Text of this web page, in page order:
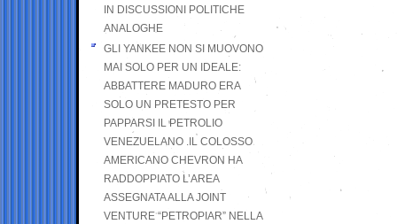
IN DISCUSSIONI POLITICHE
ANALOGHE
GLI YANKEE NON SI MUOVONO
MAI SOLO PER UN IDEALE:
ABBATTERE MADURO ERA
SOLO UN PRETESTO PER
PAPPARSI IL PETROLIO
VENEZUELANO .IL COLOSSO
AMERICANO CHEVRON HA
RADDOPPIATO L’AREA
ASSEGNATA ALLA JOINT
VENTURE “PETROPIAR” NELLA